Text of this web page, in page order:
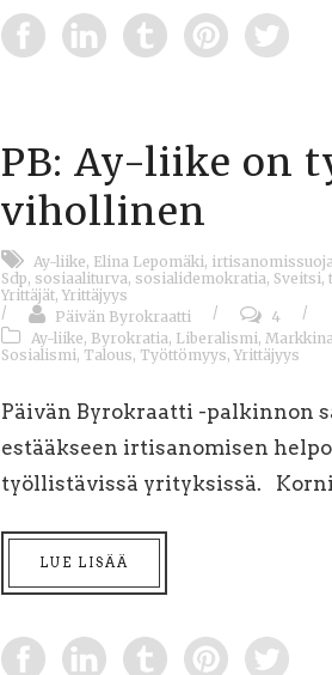
PB: Ay-liike on
vihollinen
Ay-liike, Elina Lepomäki,
Sdp, sosiaaliturva, sosialidemokratia, Sveitsi,
Yrittäjät, Yrittäjyys
/
Päivän Byrokraatti / 4
/
Ay-liike, Byrokratia, Liberalismi,
Sosialismi, Talous, Työttömyys, Yrittäjyys
Päivän Byrokraatti -palkinnon
estääkseen irtisanomisen
työllistävissä yrityksissä.
LUE LISÄÄ